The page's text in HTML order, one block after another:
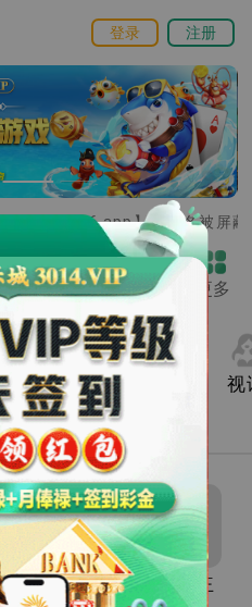
登录 注册
由于【076.app】主域名被屏
推广赚钱 客服 更多
捕鱼 棋牌 视
赏金船长 赏金女王